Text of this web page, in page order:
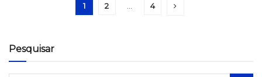
1 2 4
Pesquisar